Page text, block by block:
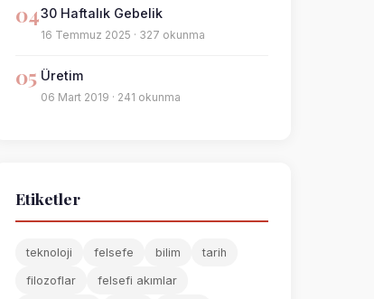
0430 Haftalık Gebelik
16 Temmuz 2025 · 327 okunma
05 Üretim
06 Mart 2019 · 241 okunma
Etiketler
teknoloji felsefe bilim tarih
filozoflar felsefi akımlar